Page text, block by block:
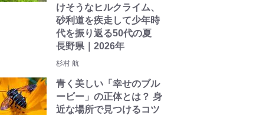
けそうなヒルクライム、
砂利道を疾走して少年時
代を振り返る50代の夏
長野県｜2026年
杉村 航
青く美しい「幸せのブル
ービー」の正体とは？ 身
近な場所で見つけるコツ